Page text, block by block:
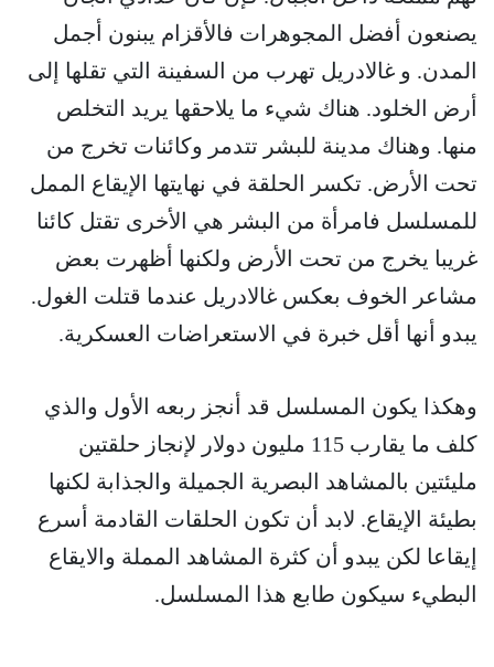
يصنعون أفضل المجوهرات فالأقزام يبنون أجمل
المدن. و غالادريل تهرب من السفينة التي تقلها إلى
أرض الخلود. هناك شيء ما يلاحقها يريد التخلص
منها. وهناك مدينة للبشر تتدمر وكائنات تخرج من
تحت الأرض. تكسر الحلقة في نهايتها الإيقاع الممل
للمسلسل فامرأة من البشر هي الأخرى تقتل كائنا
غريبا يخرج من تحت الأرض ولكنها أظهرت بعض
مشاعر الخوف بعكس غالادريل عندما قتلت الغول.
يبدو أنها أقل خبرة في الاستعراضات العسكرية.
وهكذا يكون المسلسل قد أنجز ربعه الأول والذي
كلف ما يقارب 115 مليون دولار لإنجاز حلقتين
مليئتين بالمشاهد البصرية الجميلة والجذابة لكنها
بطيئة الإيقاع. لابد أن تكون الحلقات القادمة أسرع
إيقاعا لكن يبدو أن كثرة المشاهد المملة والايقاع
البطيء سيكون طابع هذا المسلسل.